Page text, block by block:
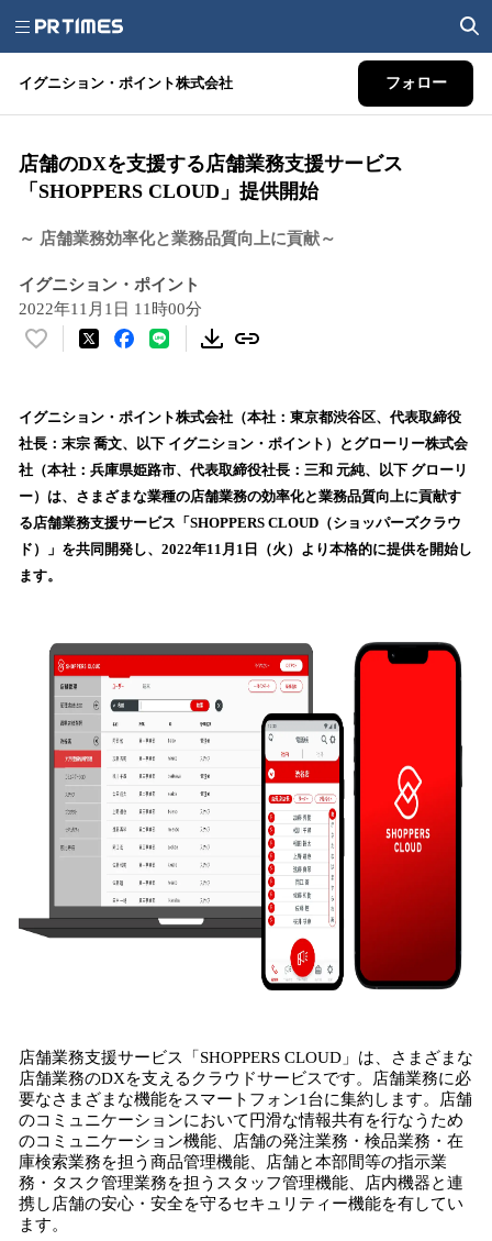
イグニション・ポイント株式会社 フォロー
店舗のDXを支援する店舗業務支援サービス
「SHOPPERS CLOUD」提供開始
～ 店舗業務効率化と業務品質向上に貢献～
イグニション・ポイント
2022年11月1日 11時00分
い
！
数
を
読
み
込
み
中
イグニション・ポイント株式会社（本社：東京都渋谷区、代表取締役
社長：末宗 喬文、以下 イグニション・ポイント）とグローリー株式会
社（本社：兵庫県姫路市、代表取締役社長：三和 元純、以下 グローリ
ー）は、さまざまな業種の店舗業務の効率化と業務品質向上に貢献す
る店舗業務支援サービス「SHOPPERS CLOUD（ショッパーズクラウ
ド）」を共同開発し、2022年11月1日（火）より本格的に提供を開始し
ます。
店舗業務支援サービス「SHOPPERS CLOUD」は、さまざまな
店舗業務のDXを支えるクラウドサービスです。店舗業務に必
要なさまざまな機能をスマートフォン1台に集約します。店舗
のコミュニケーションにおいて円滑な情報共有を行なうため
のコミュニケーション機能、店舗の発注業務・検品業務・在
庫検索業務を担う商品管理機能、店舗と本部間等の指示業
務・タスク管理業務を担うスタッフ管理機能、店内機器と連
携し店舗の安心・安全を守るセキュリティー機能を有してい
ます。